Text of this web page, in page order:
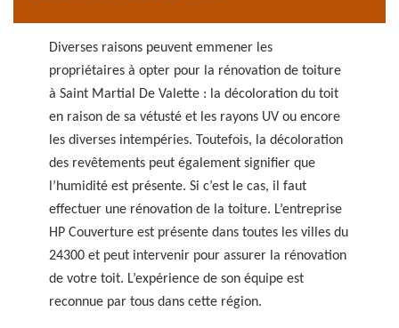
Diverses raisons peuvent emmener les
propriétaires à opter pour la rénovation de toiture
à Saint Martial De Valette : la décoloration du toit
en raison de sa vétusté et les rayons UV ou encore
les diverses intempéries. Toutefois, la décoloration
des revêtements peut également signifier que
l’humidité est présente. Si c’est le cas, il faut
effectuer une rénovation de la toiture. L’entreprise
HP Couverture est présente dans toutes les villes du
24300 et peut intervenir pour assurer la rénovation
de votre toit. L’expérience de son équipe est
reconnue par tous dans cette région.